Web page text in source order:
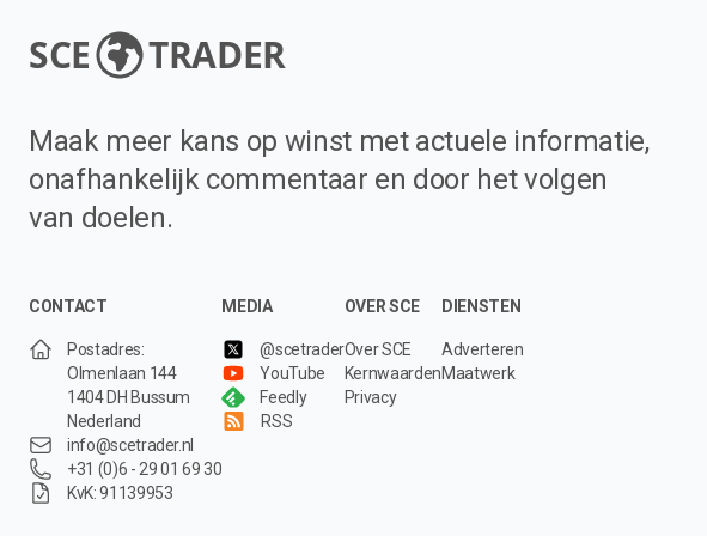
SCE TRADER
Maak meer kans op winst met actuele informatie,
onafhankelijk commentaar en door het volgen
van doelen.
CONTACT
Postadres:
Olmenlaan 144
1404 DH Bussum
Nederland
info@scetrader.nl
+31 (0)6 - 29 01 69 30
KvK: 91139953
MEDIA
@scetrader
YouTube
Feedly
RSS
OVER SCE
Over SCE
Kernwaarden
Privacy
DIENSTEN
Adverteren
Maatwerk